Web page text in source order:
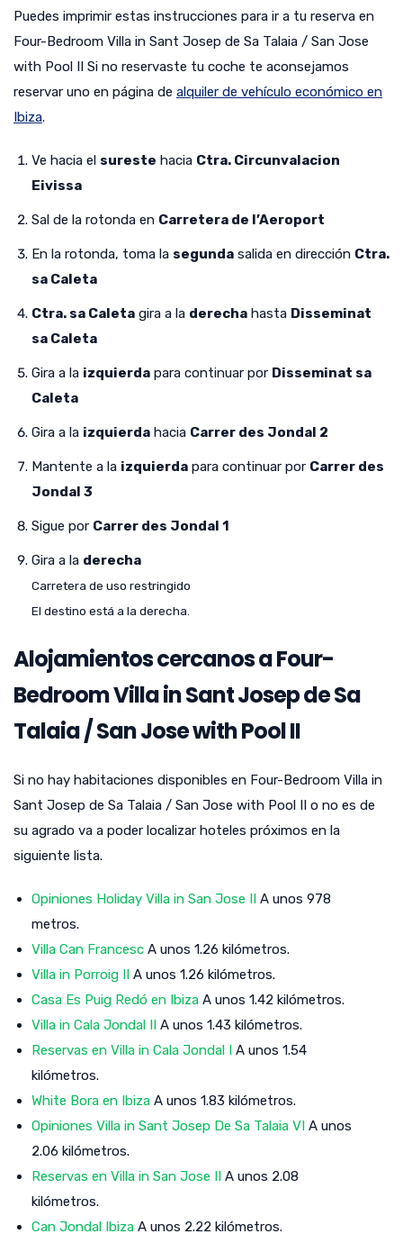
Puedes imprimir estas instrucciones para ir a tu reserva en
Four-Bedroom Villa in Sant Josep de Sa Talaia / San Jose
with Pool II Si no reservaste tu coche te aconsejamos
reservar uno en página de alquiler de vehículo económico en
Ibiza.
Ve hacia el sureste hacia Ctra. Circunvalacion
Eivissa
Sal de la rotonda en Carretera de l’Aeroport
En la rotonda, toma la segunda salida en dirección Ctra.
sa Caleta
Ctra. sa Caleta gira a la derecha hasta Disseminat
sa Caleta
Gira a la izquierda para continuar por Disseminat sa
Caleta
Gira a la izquierda hacia Carrer des Jondal 2
Mantente a la izquierda para continuar por Carrer des
Jondal 3
Sigue por Carrer des Jondal 1
Gira a la derecha
Carretera de uso restringido
El destino está a la derecha.
Alojamientos cercanos a Four-
Bedroom Villa in Sant Josep de Sa
Talaia / San Jose with Pool II
Si no hay habitaciones disponibles en Four-Bedroom Villa in
Sant Josep de Sa Talaia / San Jose with Pool II o no es de
su agrado va a poder localizar hoteles próximos en la
siguiente lista.
Opiniones Holiday Villa in San Jose II A unos 978
metros.
Villa Can Francesc A unos 1.26 kilómetros.
Villa in Porroig II A unos 1.26 kilómetros.
Casa Es Puig Redó en Ibiza A unos 1.42 kilómetros.
Villa in Cala Jondal II A unos 1.43 kilómetros.
Reservas en Villa in Cala Jondal I A unos 1.54
kilómetros.
White Bora en Ibiza A unos 1.83 kilómetros.
Opiniones Villa in Sant Josep De Sa Talaia VI A unos
2.06 kilómetros.
Reservas en Villa in San Jose II A unos 2.08
kilómetros.
Can Jondal Ibiza A unos 2.22 kilómetros.